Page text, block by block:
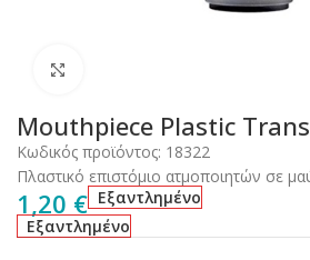
Mouthpiece Plastic
Κωδικός προϊόντος: 18322
Πλαστικό επιστόμιο ατμοποιητών σε
1,20 € Εξαντλημένο
Εξαντλημένο